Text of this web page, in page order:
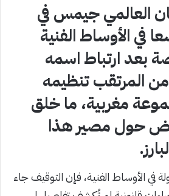
العالمي جيمس في
في الأوساط الفنية
بعد ارتباط اسمه
المرتقب تنظيمه
مغربية، ما خلق
حول مصير هذا
الأوساط الفنية، فإن التوقيف جاء